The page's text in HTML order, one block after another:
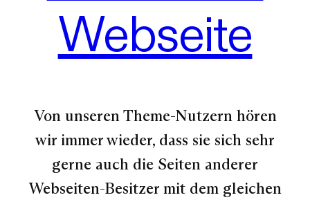
Webseite
Von unseren Theme-Nutzern hören
wir immer wieder, dass sie sich sehr
gerne auch die Seiten anderer
Webseiten-Besitzer mit dem gleichen